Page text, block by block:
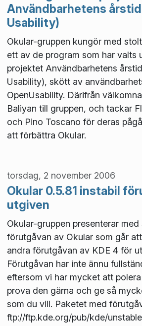
Användbarhetens
Usability)
Okular-gruppen kungör med
ett av de program som har valts
projektet Användbarhetens
Usability), skött av
OpenUsability. Därifrån
Baliyan till gruppen, och tackar
och Pino Toscano för deras
att förbättra Okular.
torsdag, 2 november 2006
Okular 0.5.81 instabil
utgiven
Okular-gruppen presenterar
förutgåvan av Okular som går
andra förutgåvan av KDE 4 för
Förutgåvan har inte ännu
eftersom vi har mycket att
prova den gärna och ge så
som du vill. Paketet med
ftp://ftp.kde.org/pub/kde/